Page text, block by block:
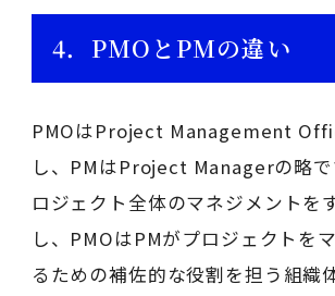
4．PMOとPMの違い
PMOはProject Management
し、PMはProject Managerの略で
ロジェクト全体のマネジメントを
し、PMOはPMがプロジェクトを
るための補佐的な役割を担う組織